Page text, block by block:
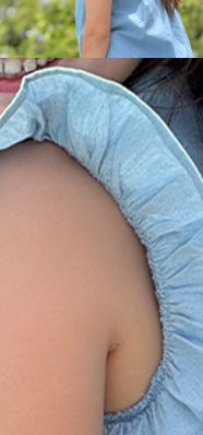
Descripción del